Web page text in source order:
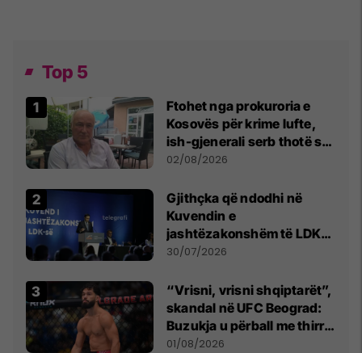
Top 5
Ftohet nga prokuroria e
Kosovës për krime lufte,
ish-gjenerali serb thotë se
dikush e tradhtoi në
02/08/2026
Gjithçka që ndodhi në
Kuvendin e
jashtëzakonshëm të LDK-
së
30/07/2026
“Vrisni, vrisni shqiptarët”,
skandal në UFC Beograd:
Buzukja u përball me thirrje
anti-shqiptare nga
01/08/2026